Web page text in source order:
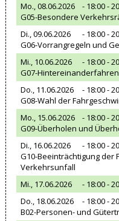
Mo., 08.06.2026
- 18:00 -
G05-Besondere
Di., 09.06.2026
- 18:00 -
G06-Vorrangregeln und
Mi., 10.06.2026
- 18:00 -
G07-
Do., 11.06.2026
- 18:00 -
G08-Wahl der
Mo., 15.06.2026
- 18:00 -
G09-Überholen und
Di., 16.06.2026
- 18:00 -
G10-Beeinträchtigung der
Verkehrsunfall
Mi., 17.06.2026
- 18:00 -
Do., 18.06.2026
- 18:00 -
B02-Personen- und